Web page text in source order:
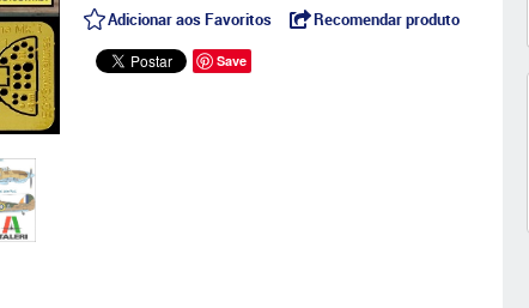
Adicionar aos Favoritos Recomendar produto
Save